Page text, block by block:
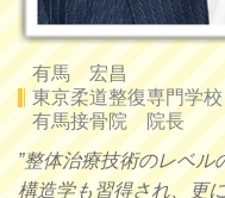
有馬 宏昌
東京柔道整復専門学
有馬接骨
”整体治療技術のレベ
構造学も習得され、更